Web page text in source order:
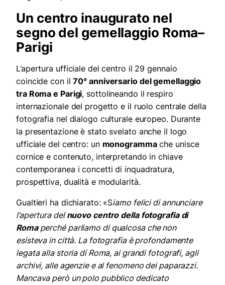
Un centro inaugurato nel
segno del gemellaggio Roma–
Parigi
L’apertura ufficiale del centro il 29 gennaio
coincide con il70° anniversario del gemellaggio
tra Roma e Parigi, sottolineando il respiro
internazionale del progetto e il ruolo centrale della
fotografia nel dialogo culturale europeo. Durante
la presentazione è stato svelato anche il logo
ufficiale del centro: un monogrammache unisce
cornice e contenuto, interpretando in chiave
contemporanea i concetti di inquadratura,
prospettiva, dualità e modularità.
Gualtieri ha dichiarato: «Siamo felici di annunciare
l’apertura delnuovo centro della fotografia di
Romaperché parliamo di qualcosa che non
esisteva in città. La fotografia è profondamente
legata alla storia di Roma, ai grandi fotografi, agli
archivi, alle agenzie e al fenomeno dei paparazzi.
Mancava però un polo pubblico dedicato